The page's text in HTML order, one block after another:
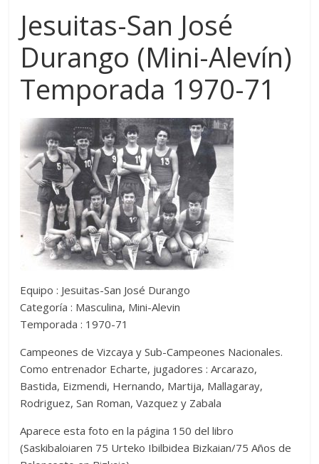
Jesuitas-San José
Durango (Mini-Alevín)
Temporada 1970-71
Equipo : Jesuitas-San José Durango
Categoría : Masculina, Mini-Alevin
Temporada : 1970-71
Campeones de Vizcaya y Sub-Campeones Nacionales.
Como entrenador Echarte, jugadores : Arcarazo,
Bastida, Eizmendi, Hernando, Martija, Mallagaray,
Rodriguez, San Roman, Vazquez y Zabala
Aparece esta foto en la página 150 del libro
(Saskibaloiaren 75 Urteko Ibilbidea Bizkaian/75 Años de